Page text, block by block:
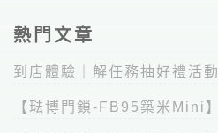
熱門文章
到店體驗｜解任務抽好禮活
【琺博門鎖-FB95築米Mini